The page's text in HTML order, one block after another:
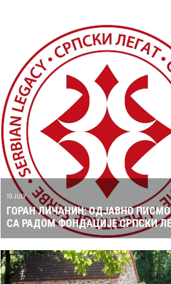
10 JULY
ГОРАН ЛИЧАНИН: ОДЈАВНО ПИСМО
СА РАДОМ ФОНДАЦИЈЕ СРПСКИ